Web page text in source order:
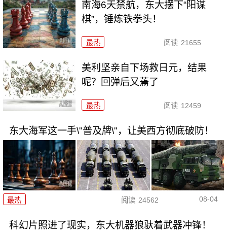
南海6天禁航，东大摆下“阳谋
棋”，锤炼铁拳头！
最热 阅读 21655
美利坚亲自下场救日元，结果
呢？回弹后又蔫了
最热 阅读 12459
东大海军这一手\"普及牌\"，让美西方彻底破防！
最热 阅读 24562 08-04
科幻片照进了现实，东大机器狼驮着武器冲锋！